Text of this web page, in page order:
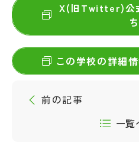
X(旧Twitter)公
この学校の詳細
前の記事
一覧